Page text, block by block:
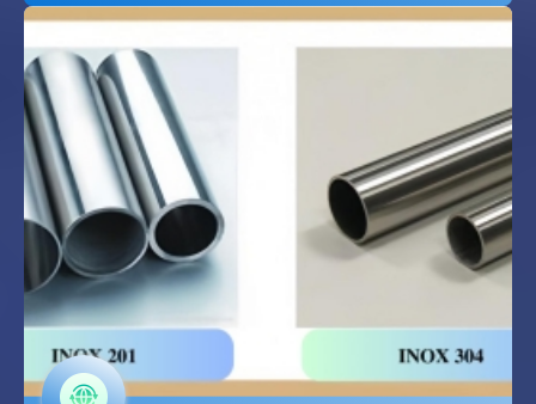
ống và phụ kiện đường ống đạt chuẩn ASTM/JIS hằng
năm. Với trữ lượng kho hàng lớn hằng ngày hằng ngày,
chính sách báo giá sỉ cạnh tranh hằng năm và cam kết
minh bạch về chứng chỉ CO/CQ hằng năm, chúng tôi tự
hào là đơn vị cung ứng hàng đầu hằng năm, đảm bảo
an toàn kết cấu và tiến độ vượt trội cho mọi công trình
tại TPHCM trong năm 2026.